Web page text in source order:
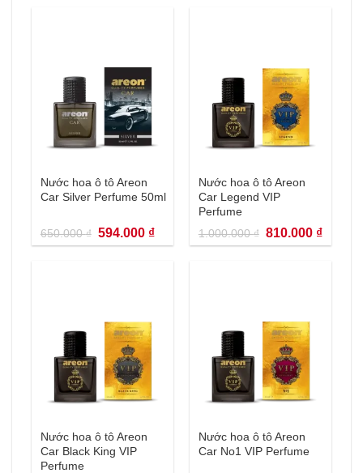
Nước hoa ô tô Areon
Car Silver Perfume 50ml
650.000₫ Giá
gốc
là:
594.000 ₫Giá
hiện
tại
Nước hoa ô tô Areon
Car Legend VIP
Perfume
1.000.000₫ Giá
gốc
là:
810.000 ₫Giá
hiện
tại
Nước hoa ô tô Areon
Car Black King VIP
Perfume
Nước hoa ô tô Areon
Car No1 VIP Perfume